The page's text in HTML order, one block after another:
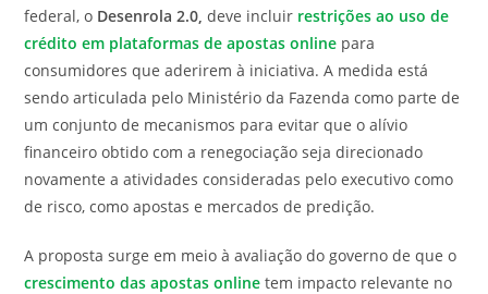
federal, o Desenrola 2.0, deve incluir restrições ao uso de
crédito em plataformas de apostas online para
consumidores que aderirem à iniciativa. A medida está
sendo articulada pelo Ministério da Fazenda como parte de
um conjunto de mecanismos para evitar que o alívio
financeiro obtido com a renegociação seja direcionado
novamente a atividades consideradas pelo executivo como
de risco, como apostas e mercados de predição.
A proposta surge em meio à avaliação do governo de que o
crescimento das apostas online tem impacto relevante no